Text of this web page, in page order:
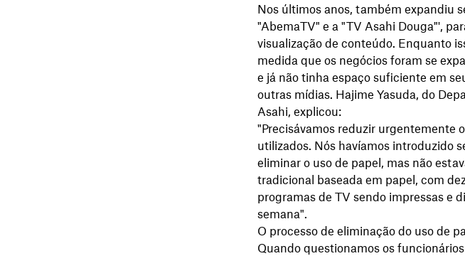
Nos últimos anos, também expandiu
"AbemaTV" e a "TV Asahi Douga"',
visualização de conteúdo. Enquanto
medida que os negócios foram se
e já não tinha espaço suficiente em
outras mídias. Hajime Yasuda, do
Asahi, explicou:
"Precisávamos reduzir urgentemente
utilizados. Nós havíamos introduzido
eliminar o uso de papel, mas não
tradicional baseada em papel, com
programas de TV sendo impressas e
semana".
O processo de eliminação do uso de
Quando questionamos os